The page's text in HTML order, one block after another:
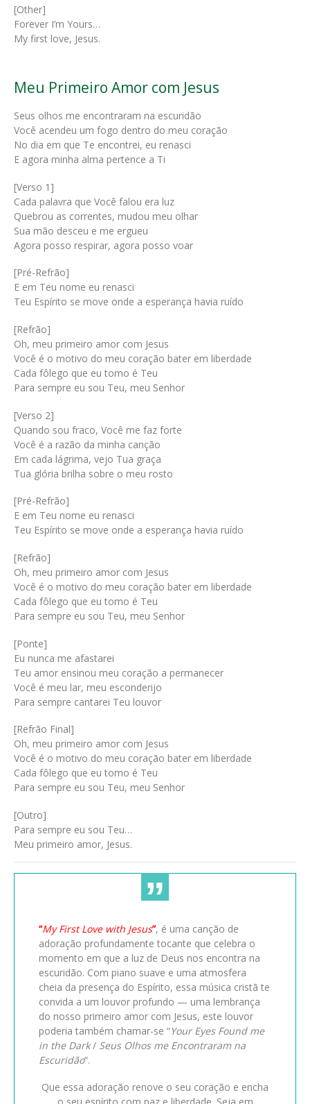
[Other]
Forever I’m Yours…
My first love, Jesus.
Meu Primeiro Amor com Jesus
Seus olhos me encontraram na escuridão
Você acendeu um fogo dentro do meu coração
No dia em que Te encontrei, eu renasci
E agora minha alma pertence a Ti
[Verso 1]
Cada palavra que Você falou era luz
Quebrou as correntes, mudou meu olhar
Sua mão desceu e me ergueu
Agora posso respirar, agora posso voar
[Pré-Refrão]
E em Teu nome eu renasci
Teu Espírito se move onde a esperança havia ruído
[Refrão]
Oh, meu primeiro amor com Jesus
Você é o motivo do meu coração bater em liberdade
Cada fôlego que eu tomo é Teu
Para sempre eu sou Teu, meu Senhor
[Verso 2]
Quando sou fraco, Você me faz forte
Você é a razão da minha canção
Em cada lágrima, vejo Tua graça
Tua glória brilha sobre o meu rosto
[Pré-Refrão]
E em Teu nome eu renasci
Teu Espírito se move onde a esperança havia ruído
[Refrão]
Oh, meu primeiro amor com Jesus
Você é o motivo do meu coração bater em liberdade
Cada fôlego que eu tomo é Teu
Para sempre eu sou Teu, meu Senhor
[Ponte]
Eu nunca me afastarei
Teu amor ensinou meu coração a permanecer
Você é meu lar, meu esconderijo
Para sempre cantarei Teu louvor
[Refrão Final]
Oh, meu primeiro amor com Jesus
Você é o motivo do meu coração bater em liberdade
Cada fôlego que eu tomo é Teu
Para sempre eu sou Teu, meu Senhor
[Outro]
Para sempre eu sou Teu…
Meu primeiro amor, Jesus.
“My First Love with Jesus”, é uma canção de
adoração profundamente tocante que celebra o
momento em que a luz de Deus nos encontra na
escuridão. Com piano suave e uma atmosfera
cheia da presença do Espírito, essa música cristã te
convida a um louvor profundo — uma lembrança
do nosso primeiro amor com Jesus, este louvor
poderia também chamar-se “Your Eyes Found me
in the Dark/ Seus Olhos me Encontraram na
Escuridão“.
Que essa adoração renove o seu coração e encha